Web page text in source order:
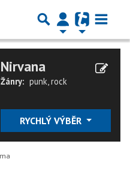
Nirvana
Žánry: punk,rock
RYCHLÝ VÝBĚR